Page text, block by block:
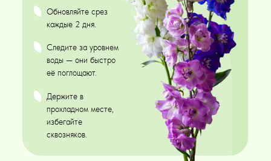
Обновляйте срез
каждые 2 дня.
Следите за уровнем
воды — они быстро
её поглощают.
Держите в
прохладном месте,
избегайте
сквозняков.